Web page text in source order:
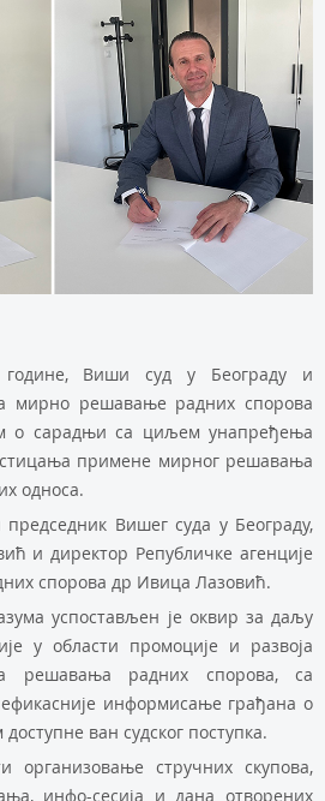
Виши суд у Београду и
мирно решавање радних спорова
о сарадњи са циљем унапређења
примене мирног решавања
односа.
Вишег суда у Београду,
и директор Републичке агенције
спорова др Ивица Лазовић.
успостављен је оквир за даљу
у области промоције и развоја
решавања радних спорова, са
информисање грађана о
ван судског поступка.
организовање стручних скупова,
инфо-сесија и дана отворених